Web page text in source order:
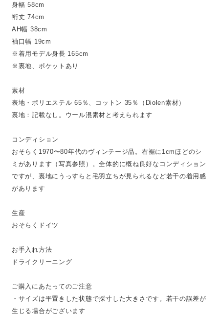
身幅 58cm
裄丈 74cm
AH幅 38cm
袖口幅 19cm
※着用モデル身長 165cm
※裏地、ポケットあり
素材
表地・ポリエステル 65％、コットン 35％（Diolen素材）
裏地：記載なし。ウール混素材と考えられます
コンディション
おそらく1970〜80年代のヴィンテージ品。右裾に1cmほどのシ
ミがあります（写真参照）。全体的に概ね良好なコンディション
ですが、裏地にうっすらと毛羽立ちが見られるなど若干の着用感
があります
生産
おそらくドイツ
お手入れ方法
ドライクリーニング
ご購入にあたってのご注意
・サイズは平置きした状態で採寸した大きさです。若干の誤差が
生じる場合がございます